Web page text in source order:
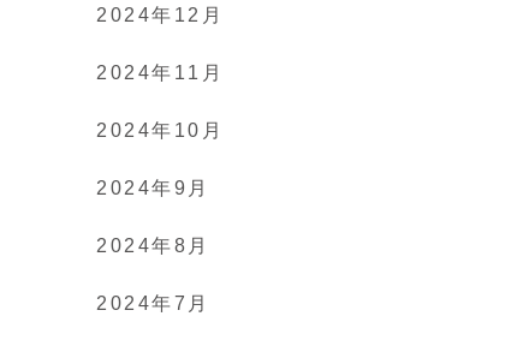
2024年12月
2024年11月
2024年10月
2024年9月
2024年8月
2024年7月